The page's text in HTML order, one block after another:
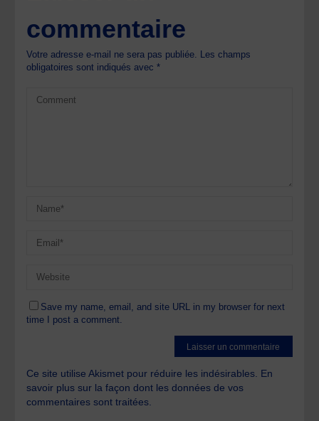
commentaire
Votre adresse e-mail ne sera pas publiée. Les champs
obligatoires sont indiqués avec*
Save my name, email, and site URL in my browser for next
time I post a comment.
Ce site utilise Akismet pour réduire les indésirables. En
savoir plus sur la façon dont les données de vos
commentaires sont traitées